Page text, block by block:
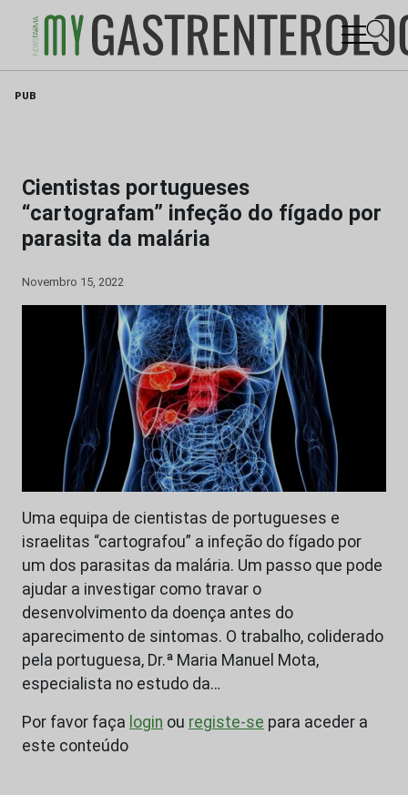
PUB
Cientistas portugueses
“cartografam” infeção do fígado por
parasita da malária
Novembro 15, 2022
Uma equipa de cientistas de portugueses e
israelitas “cartografou” a infeção do fígado por
um dos parasitas da malária. Um passo que pode
ajudar a investigar como travar o
desenvolvimento da doença antes do
aparecimento de sintomas. O trabalho, coliderado
pela portuguesa, Dr.ª Maria Manuel Mota,
especialista no estudo da…
Por favor faça login ou registe-se para aceder a
este conteúdo